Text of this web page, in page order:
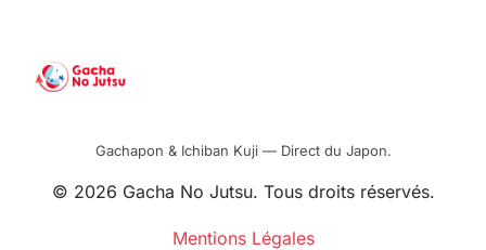
Gachapon & Ichiban Kuji — Direct du Japon.
© 2026 Gacha No Jutsu. Tous droits réservés.
Mentions Légales